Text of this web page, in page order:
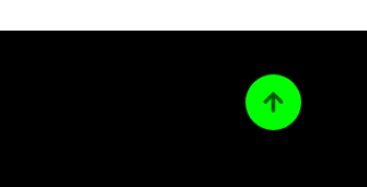
Ta­kai­sin ylös